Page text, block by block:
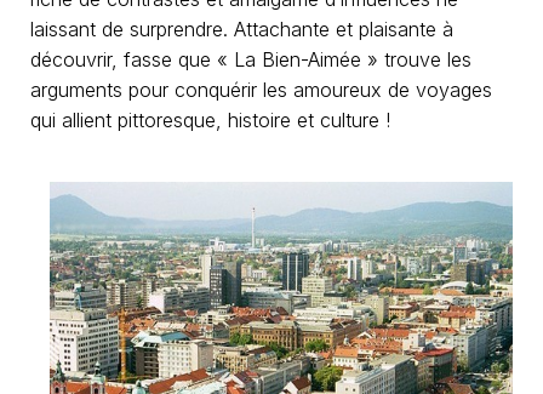
laissant de surprendre. Attachante et plaisante à
découvrir, fasse que « La Bien-Aimée » trouve les
arguments pour conquérir les amoureux de voyages
qui allient pittoresque, histoire et culture !